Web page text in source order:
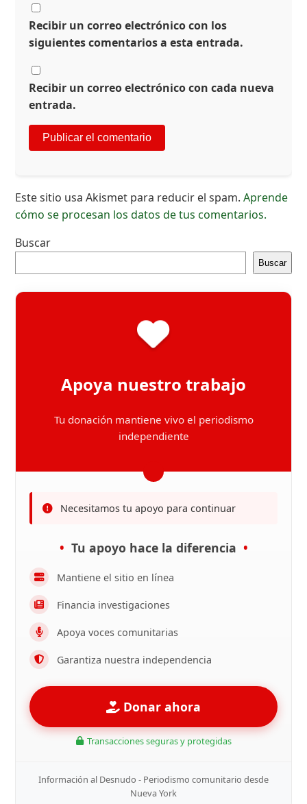
Recibir un correo electrónico con los
siguientes comentarios a esta entrada.
Recibir un correo electrónico con cada nueva
entrada.
Este sitio usa Akismet para reducir el spam.Aprende
cómo se procesan los datos de tus comentarios.
Buscar
Buscar
Apoya nuestro trabajo
Tu donación mantiene vivo el periodismo
independiente
Necesitamos tu apoyo para continuar
Tu apoyo hace la diferencia
Mantiene el sitio en línea
Financia investigaciones
Apoya voces comunitarias
Garantiza nuestra independencia
Donar ahora
Transacciones seguras y protegidas
Información al Desnudo - Periodismo comunitario desde
Nueva York